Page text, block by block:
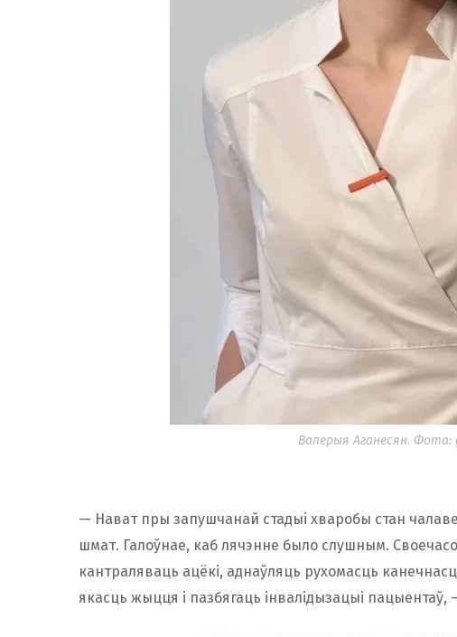
Валерыя Аганесян. Фота:
— Нават пры запушчанай стадыі хваробы стан
шмат. Галоўнае, каб лячэнне было слушным.
кантраляваць ацёкі, аднаўляць рухомасць
якасць жыцця і пазбягаць інвалідызацыі пацыентаў,